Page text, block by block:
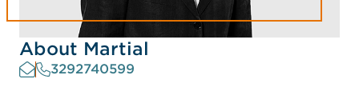
About Martial
3292740599